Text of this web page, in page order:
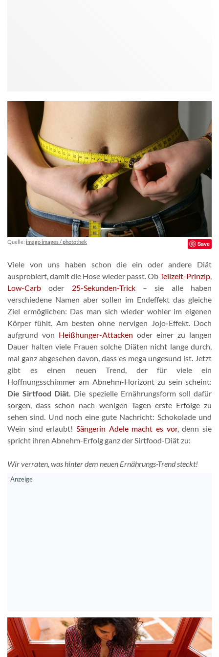
Quelle: imago images / photothek Save
Viele von uns haben schon die ein oder andere Diät
ausprobiert, damit die Hose wieder passt. ObTeilzeit-Prinzip,
Low-Carb oder 25-Sekunden-Trick– sie alle haben
verschiedene Namen aber sollen im Endeffekt das gleiche
Ziel ermöglichen: Das man sich wieder wohler im eigenen
Körper fühlt. Am besten ohne nervigen Jojo-Effekt. Doch
aufgrund von Heißhunger-Attacken oder einer zu langen
Dauer halten viele Frauen solche Diäten nicht lange durch,
mal ganz abgesehen davon, dass es mega ungesund ist. Jetzt
gibt es einen neuen Trend, der für viele ein
Hoffnungsschimmer am Abnehm-Horizont zu sein scheint:
Die Sirtfood Diät. Die spezielle Ernährungsform soll dafür
sorgen, dass schon nach wenigen Tagen erste Erfolge zu
sehen sind. Und noch eine gute Nachricht: Schokolade und
Wein sind erlaubt! Sängerin Adele macht es vor, denn sie
spricht ihren Abnehm-Erfolg ganz der Sirtfood-Diät zu:
Wir verraten, was hinter dem neuen Ernährungs-Trend steckt!